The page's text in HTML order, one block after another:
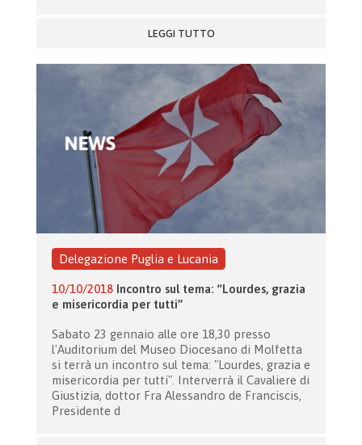
LEGGI TUTTO
Delegazione Puglia e Lucania
10/10/2018 Incontro sul tema: “Lourdes, grazia
e misericordia per tutti”
Sabato 23 gennaio alle ore 18,30 presso
l'Auditorium del Museo Diocesano di Molfetta
si terrà un incontro sul tema: "Lourdes, grazia e
misericordia per tutti". Interverrà il Cavaliere di
Giustizia, dottor Fra Alessandro de Franciscis,
Presidente d